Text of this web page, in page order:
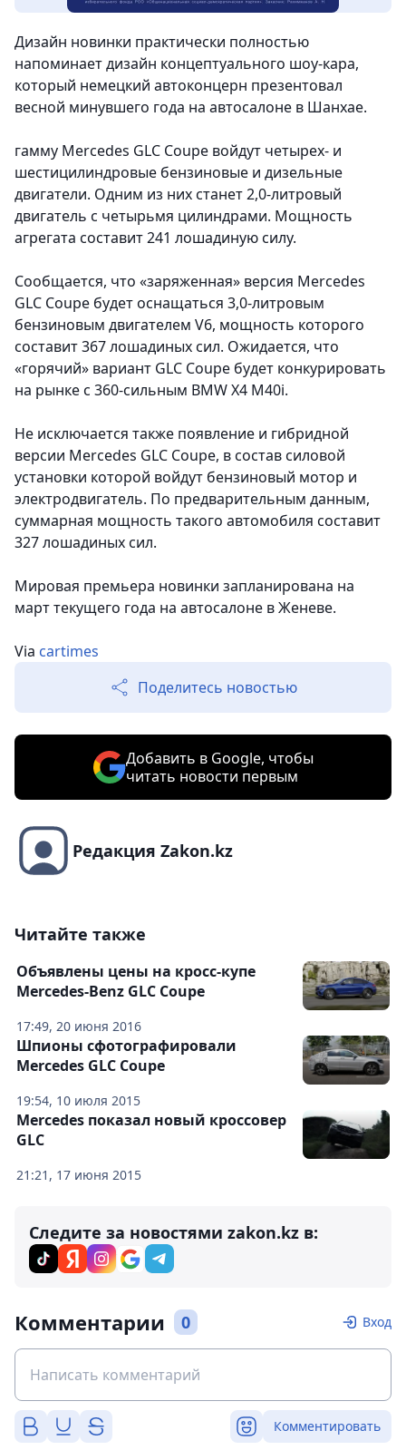
Дизайн новинки практически полностью
напоминает дизайн концептуального шоу-кара,
который немецкий автоконцерн презентовал
весной минувшего года на автосалоне в Шанхае.
гамму Mercedes GLC Coupe войдут четырех- и
шестицилиндровые бензиновые и дизельные
двигатели. Одним из них станет 2,0-литровый
двигатель с четырьмя цилиндрами. Мощность
агрегата составит 241 лошадиную силу.
Сообщается, что «заряженная» версия Mercedes
GLC Coupe будет оснащаться 3,0-литровым
бензиновым двигателем V6, мощность которого
составит 367 лошадиных сил. Ожидается, что
«горячий» вариант GLC Coupe будет конкурировать
на рынке с 360-сильным BMW X4 M40i.
Не исключается также появление и гибридной
версии Mercedes GLC Coupe, в состав силовой
установки которой войдут бензиновый мотор и
электродвигатель. По предварительным данным,
суммарная мощность такого автомобиля составит
327 лошадиных сил.
Мировая премьера новинки запланирована на
март текущего года на автосалоне в Женеве.
Via cartimes
Поделитесь новостью
Добавить в Google, чтобы
читать новости первым
Редакция Zakon.kz
Читайте также
17:49, 20 июня 2016
Объявлены цены на кросс-купе
Mercedes-Benz GLC Coupe
19:54, 10 июля 2015
Шпионы сфотографировали
Mercedes GLC Coupe
21:21, 17 июня 2015
Mercedes показал новый кроссовер
GLC
Следите за новостями zakon.kz в:
Комментарии 0 Вход
Комментировать